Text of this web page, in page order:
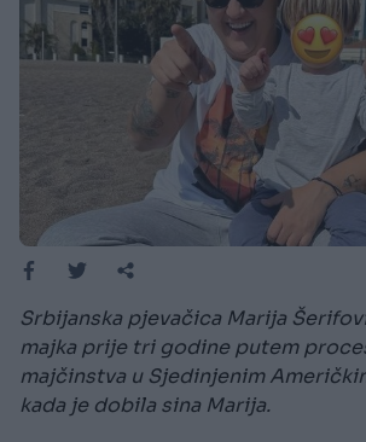
Srbijanska pjevačica Marija
majka prije tri godine putem
majčinstva u Sjedinjenim
kada je dobila sina Marija.